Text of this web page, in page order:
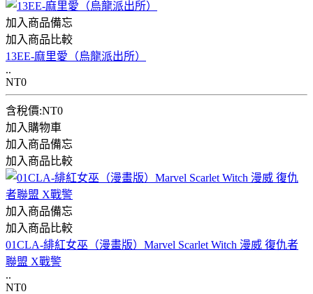
加入商品備忘
加入商品比較
13EE-麻里愛（烏龍派出所）
..
NT0
含稅價:NT0
加入購物車
加入商品備忘
加入商品比較
加入商品備忘
加入商品比較
01CLA-緋紅女巫（漫畫版）Marvel Scarlet Witch 漫威 復仇者
聯盟 X戰警
..
NT0